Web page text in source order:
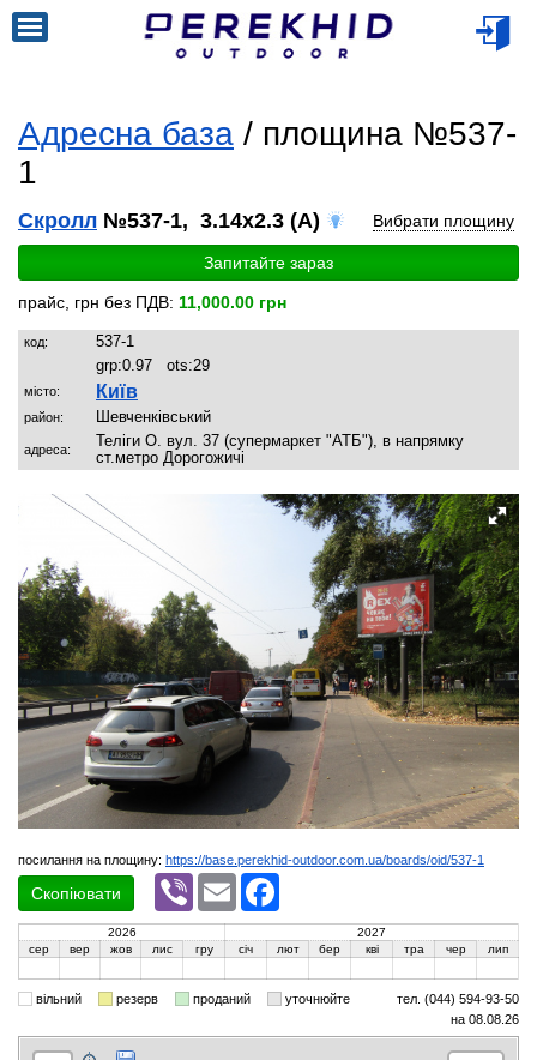
Адресна база / площина №537-
1
Скролл №537-1, 3.14x2.3 (A) Вибрати площину
Запитайте зараз
прайс, грн без ПДВ: 11,000.00 грн
код:
537-1
grp:0.97 ots:29
місто: Київ
район: Шевченківський
адреса:
Теліги О. вул. 37 (супермаркет "АТБ"), в напрямку
ст.метро Дорогожичі
посилання на площину: https://base.perekhid-outdoor.com.ua/boards/oid/537-1
Скопіювати
Viber Email
2026
2027
сер
вер жов лис гру січ лют бер кві тра чер лип
вільний резерв проданий уточнюйте
тел. (044) 594-93-50
на 08.08.26